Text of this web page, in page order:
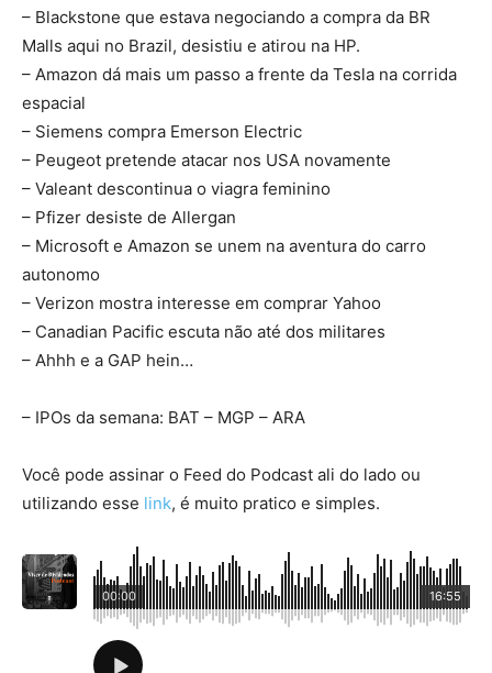
– Blackstone que estava negociando a compra da BR
Malls aqui no Brazil, desistiu e atirou na HP.
– Amazon dá mais um passo a frente da Tesla na corrida
espacial
– Siemens compra Emerson Electric
– Peugeot pretende atacar nos USA novamente
– Valeant descontinua o viagra feminino
– Pfizer desiste de Allergan
– Microsoft e Amazon se unem na aventura do carro
autonomo
– Verizon mostra interesse em comprar Yahoo
– Canadian Pacific escuta não até dos militares
– Ahhh e a GAP hein…
– IPOs da semana: BAT – MGP – ARA
Você pode assinar o Feed do Podcast ali do lado ou
utilizando esse link, é muito pratico e simples.
16:55
00:00